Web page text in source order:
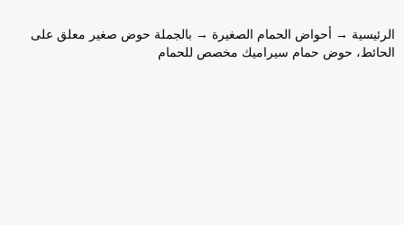
الرئيسية → أحواض الحمام الصغيرة → بالجملة حوض صغير معلق على
الحائط، حوض حمام سيراميك مخصص للحمام